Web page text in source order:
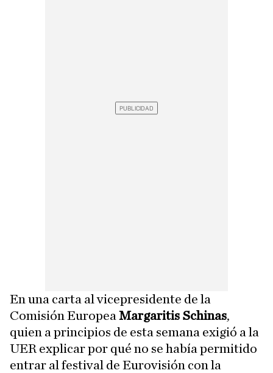
En una carta al vicepresidente de la
Comisión Europea Margaritis Schinas,
quien a principios de esta semana exigió a la
UER explicar por qué no se había permitido
entrar al festival de Eurovisión con la